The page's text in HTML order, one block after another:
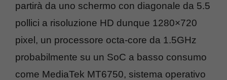
partirà da uno schermo con diagonale da 5.5
pollici a risoluzione HD dunque 1280×720
pixel, un processore octa-core da 1.5GHz
probabilmente su un SoC a basso consumo
come MediaTek MT6750, sistema operativo